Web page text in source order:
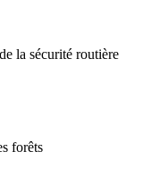
la sécurité routière
forêts